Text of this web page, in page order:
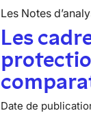
Les Notes
Les
Date de